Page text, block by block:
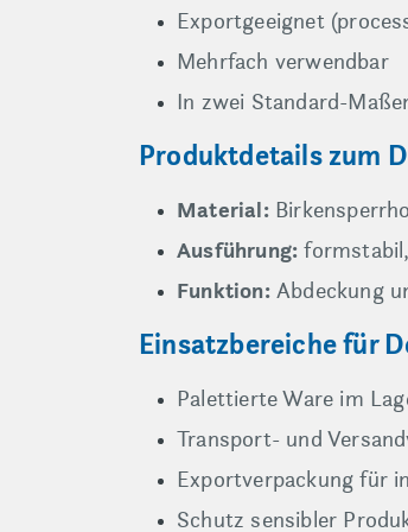
Exportgeeignet
Mehrfach verwendbar
In zwei Standard-
Produktdetails zum
Material:
Ausführung:
Funktion:Abdeckung
Einsatzbereiche für
Palettierte Ware im
Transport- und
Exportverpackung für
Schutz sensibler